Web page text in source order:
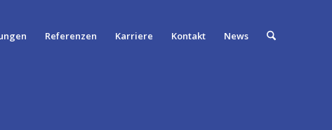
Referenzen Karriere Kontakt News